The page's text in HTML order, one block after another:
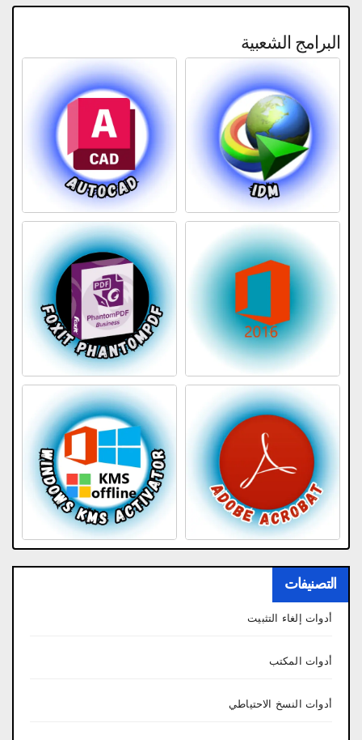
البرامج الشعبية
التصنيفات
أدوات إلغاء التثبيت
أدوات المكتب
أدوات النسخ الاحتياطي